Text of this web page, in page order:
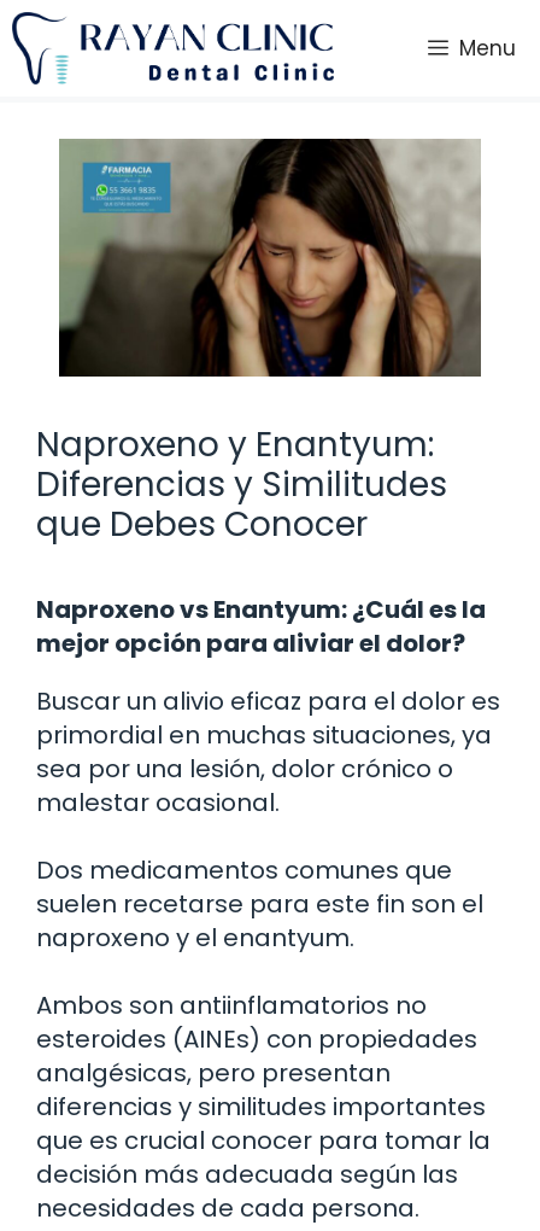
Saltar
al
contenido
Menu
Naproxeno y Enantyum:
Diferencias y Similitudes
que Debes Conocer
Naproxeno vs Enantyum: ¿Cuál es la
mejor opción para aliviar el dolor?
Buscar un alivio eficaz para el dolor es
primordial en muchas situaciones, ya
sea por una lesión, dolor crónico o
malestar ocasional.
Dos medicamentos comunes que
suelen recetarse para este fin son el
naproxeno y el enantyum.
Ambos son antiinflamatorios no
esteroides (AINEs) con propiedades
analgésicas, pero presentan
diferencias y similitudes importantes
que es crucial conocer para tomar la
decisión más adecuada según las
necesidades de cada persona.